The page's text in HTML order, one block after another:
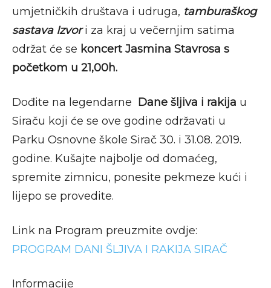
umjetničkih društava i udruga, tamburaškog
sastava Izvori za kraj u večernjim satima
održat će se koncert Jasmina Stavrosa s
početkom u 21,00h.
Dođite na legendarne Dane šljiva i rakija u
Siraču koji će se ove godine održavati u
Parku Osnovne škole Sirač 30. i 31.08. 2019.
godine. Kušajte najbolje od domaćeg,
spremite zimnicu, ponesite pekmeze kući i
lijepo se provedite.
Link na Program preuzmite ovdje:
PROGRAM DANI ŠLJIVA I RAKIJA SIRAČ
Informacije